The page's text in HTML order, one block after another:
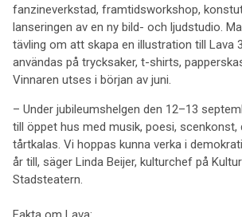
fanzineverkstad, framtidsworkshop,
lanseringen av en ny bild- och ljudstudio.
tävling om att skapa en illustration till Lava
användas på trycksaker, t-shirts,
Vinnaren utses i början av juni.
– Under jubileumshelgen den 12–13
till öppet hus med musik, poesi, scenkonst,
tårtkalas. Vi hoppas kunna verka i
år till, säger Linda Beijer, kulturchef på
Stadsteatern.